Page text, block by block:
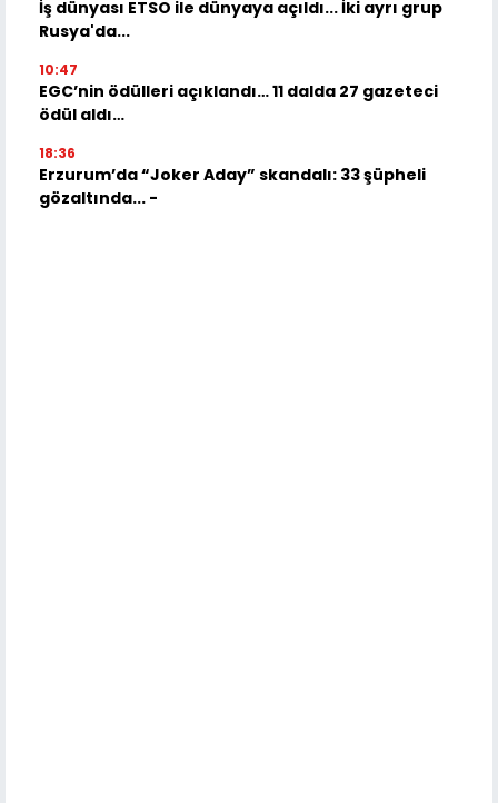
İş dünyası ETSO ile dünyaya açıldı... İki ayrı grup
Rusya'da...
10:47
EGC’nin ödülleri açıklandı… 11 dalda 27 gazeteci
ödül aldı…
18:36
Erzurum’da “Joker Aday” skandalı: 33 şüpheli
gözaltında... -